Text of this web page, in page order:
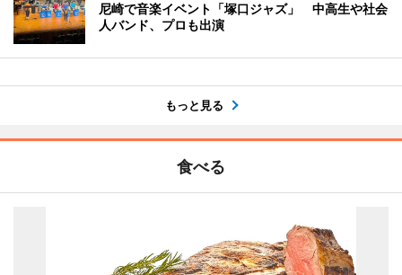
尼崎で音楽イベント「塚口ジャズ」 中高生や社会
人バンド、プロも出演
もっと見る
食べる